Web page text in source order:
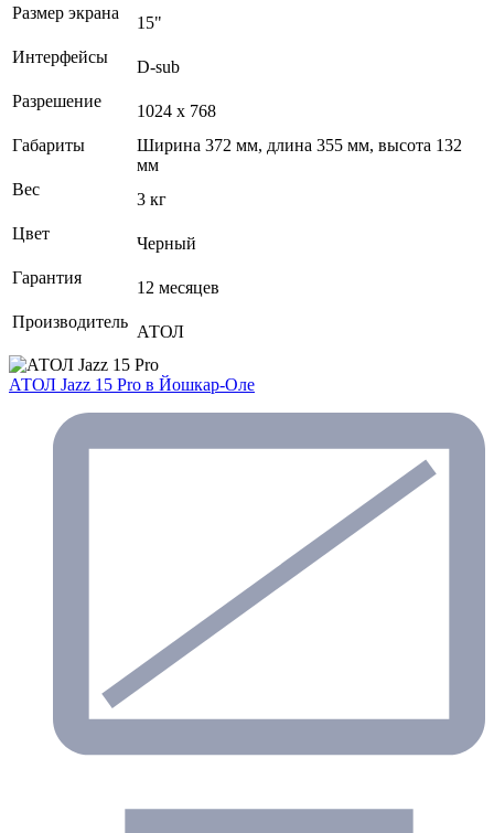
Размер экрана
15"
Интерфейсы
D-sub
Разрешение
1024 x 768
Габариты
Ширина 372 мм, длина 355 мм, высота 132
мм
Вес
3 кг
Цвет
Черный
Гарантия
12 месяцев
Производитель
АТОЛ
АТОЛ Jazz 15 Pro в Йошкар-Оле